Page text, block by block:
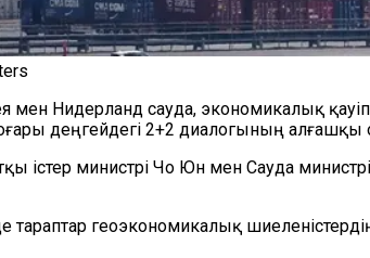
мен Нидерланд сауда, экономикалық
деңгейдегі 2+2 диалогының алғашқы
істер министрі Чо Юн мен Сауда
тараптар геоэкономикалық